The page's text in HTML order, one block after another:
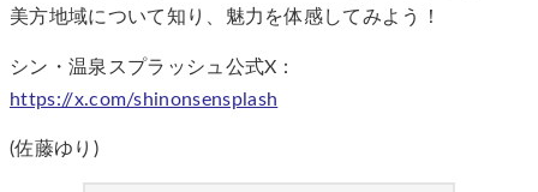
美方地域について知り、魅力を体感してみよう！
シン・温泉スプラッシュ公式X：
https://x.com/shinonsensplash
(佐藤ゆり)